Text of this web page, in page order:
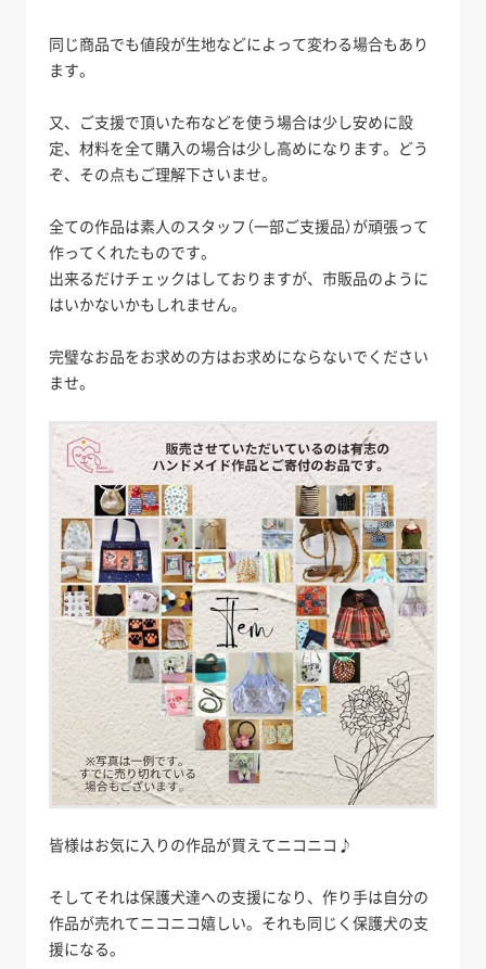
同じ商品でも値段が生地などによって変わる場合もあり
ます。
又、ご支援で頂いた布などを使う場合は少し安めに設
定、材料を全て購入の場合は少し高めになります。どう
ぞ、その点もご理解下さいませ。
全ての作品は素人のスタッフ（一部ご支援品）が頑張って
作ってくれたものです。
出来るだけチェックはしておりますが、市販品のように
はいかないかもしれません。
完璧なお品をお求めの方はお求めにならないでください
ませ。
皆様はお気に入りの作品が買えてニコニコ♪
そしてそれは保護犬達への支援になり、作り手は自分の
作品が売れてニコニコ嬉しい。それも同じく保護犬の支
援になる。